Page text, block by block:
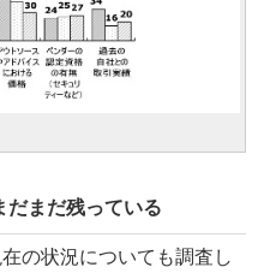
まだ残っている
の状況についても調査し